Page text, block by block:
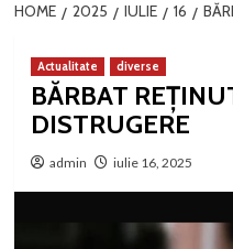
HOME 2025 IULIE 16
Actualitate diverse
BĂRBAT
DISTRUGERE
admin iulie 16, 2025